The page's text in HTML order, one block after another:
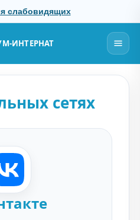
слабовидящих
ИНТЕРНАТ
сетях